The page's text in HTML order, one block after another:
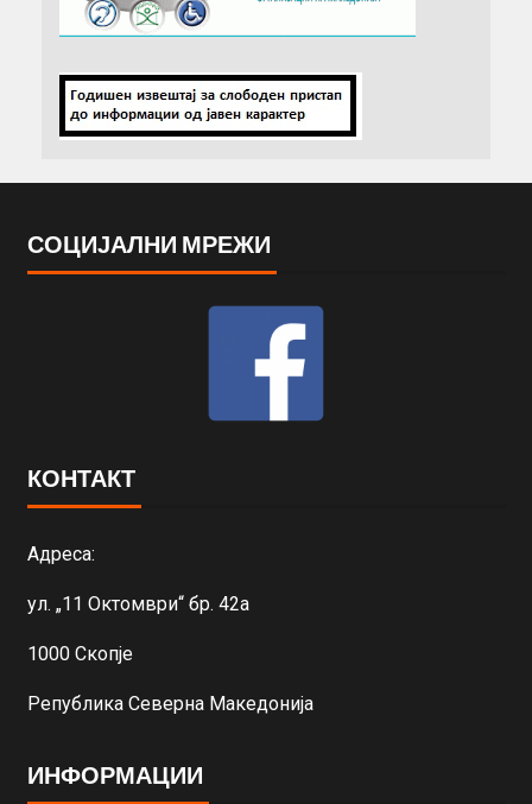
СОЦИЈАЛНИ МРЕЖИ
КОНТАКТ
Адреса:
ул. „11 Октомври“ бр. 42а
1000 Скопје
Република Северна Македонија
ИНФОРМАЦИИ